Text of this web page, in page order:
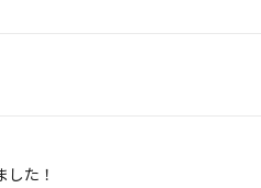
た！